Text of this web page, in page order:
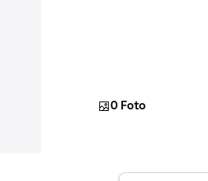
0 Foto